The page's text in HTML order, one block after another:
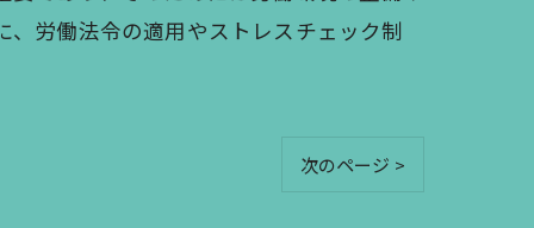
労働法令の適用やストレスチェック制
次のページ >